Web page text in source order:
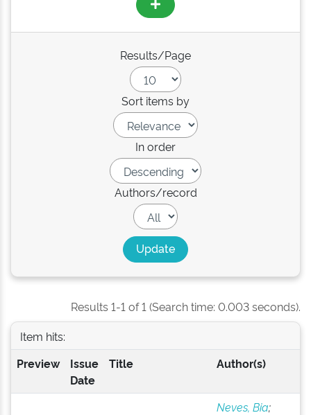
Results/Page
Sort items by
In order
Authors/record
Results 1-1 of 1 (Search time: 0.003 seconds).
Item hits:
Preview
Issue
Date
Title Author(s)
Neves, Bia;